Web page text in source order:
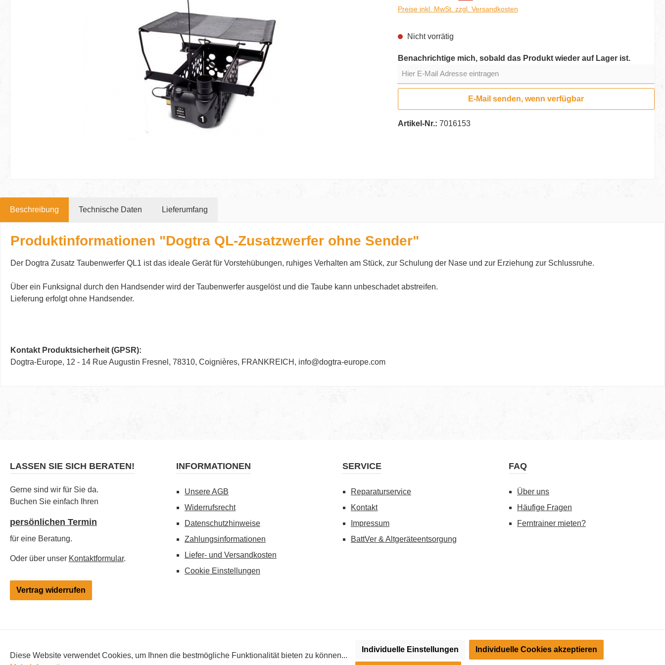
Preise inkl. MwSt. zzgl. Versandkosten
Nicht vorrätig
Benachrichtige mich, sobald das Produkt wieder auf Lager ist.
E-Mail senden, wenn verfügbar
Artikel-Nr.: 7016153
Beschreibung Technische Daten Lieferumfang
Produktinformationen "Dogtra QL-Zusatzwerfer ohne Sender"
Der Dogtra Zusatz Taubenwerfer QL1 ist das ideale Gerät für Vorstehübungen, ruhiges Verhalten am Stück, zur Schulung der Nase und zur Erziehung zur Schlussruhe.
Über ein Funksignal durch den Handsender wird der Taubenwerfer ausgelöst und die Taube kann unbeschadet abstreifen.
Lieferung erfolgt ohne Handsender.
Kontakt Produktsicherheit (GPSR):
Dogtra-Europe, 12 - 14 Rue Augustin Fresnel, 78310, Coignières, FRANKREICH, info@dogtra-europe.com
LASSEN SIE SICH BERATEN!
Gerne sind wir für Sie da.
Buchen Sie einfach Ihren
persönlichen Termin
für eine Beratung.
Oder über unser Kontaktformular.
Vertrag widerrufen
INFORMATIONEN
Unsere AGB
Widerrufsrecht
Datenschutzhinweise
Zahlungsinformationen
Liefer- und Versandkosten
Cookie Einstellungen
SERVICE
Reparaturservice
Kontakt
Impressum
BattVer & Altgeräteentsorgung
FAQ
Über uns
Häufige Fragen
Ferntrainer mieten?
Alle Preise inkl. gesetzl. Mehrwertsteuer zzgl. Versandkosten, wenn nicht anders angegeben. Preise vor dem Login werden in Euro (DE) angezeigt. Streichpreise = UVP-Preise. Abbildungen ähnlich.
Diese Website verwendet Cookies, um Ihnen die bestmögliche Funktionalität bieten zu können...
Individuelle Einstellungen Individuelle Cookies akzeptieren